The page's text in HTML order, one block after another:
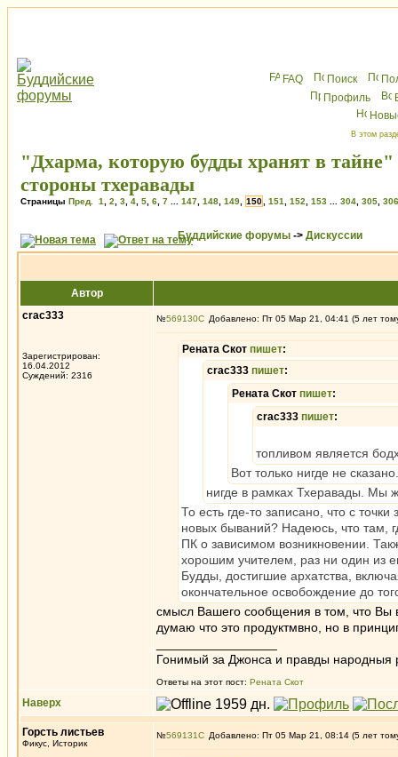
FAQ Поиск
Профиль
В этом
"Дхарма, которую будды хранят в
стороны тхеравады
Страницы Пред. 1 2 3 4 5 6 7 147 148 149 150 151 152 153 304 305 306
Буддийские форумы -> Дискуссии
Автор
crac333
Зарегистрирован:
16.04.2012
Суждений: 2316
№569130 Добавлено: Пт 05 Мар 21, 04:41 (5 лет
Рената Скот пишет:
crac333 пишет:
Рената Скот пишет:
crac333 пишет:
топливом является
Вот только нигде не сказано.
нигде в рамках Тхеравады. Мы
То есть где-то записано, что с
новых бываний? Надеюсь, что там,
ПК о зависимом возникновении.
хорошим учителем, раз ни один из
Будды, достигшие архатства,
окончательное освобождение до
смысл Вашего сообщения в том, что Вы
думаю что это продуктмвно, но в
Гонимый за Джонса и правды народныя
Ответы на этот пост: Рената Скот
Наверх
Горсть листьев
Фикус, Историк
№569131 Добавлено: Пт 05 Мар 21, 08:14 (5 лет